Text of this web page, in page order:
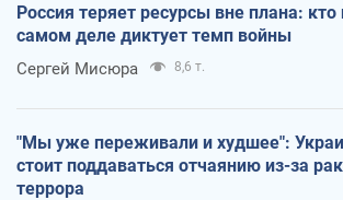
Россия теряет ресурсы вне плана: кто
самом деле диктует темп войны
Сергей Мисюра 8,6 т.
"Мы уже переживали и худшее":
стоит поддаваться отчаянию из-за
террора